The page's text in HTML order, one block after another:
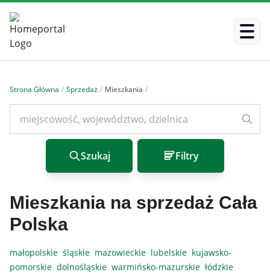
Strona Główna / Sprzedaż / Mieszkania /
Szukaj Filtry
Mieszkania na sprzedaż Cała
Polska
małopolskie śląskie mazowieckie lubelskie kujawsko-
pomorskie dolnośląskie warmińsko-mazurskie łódzkie